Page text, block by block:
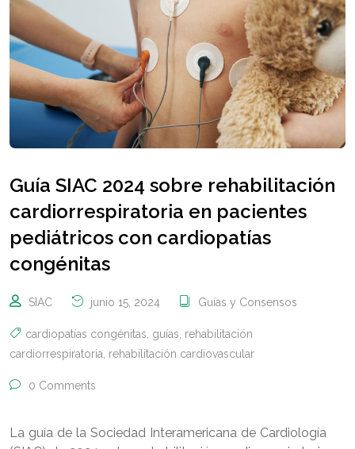
Guía SIAC 2024 sobre rehabilitación
cardiorrespiratoria en pacientes
pediátricos con cardiopatías
congénitas
SIAC junio 15, 2024 Guías y Consensos
cardiopatías congénitas, guías, rehabilitación
cardiorrespiratoria, rehabilitación cardiovascular
0 Comments
La guía de la Sociedad Interamericana de Cardiología